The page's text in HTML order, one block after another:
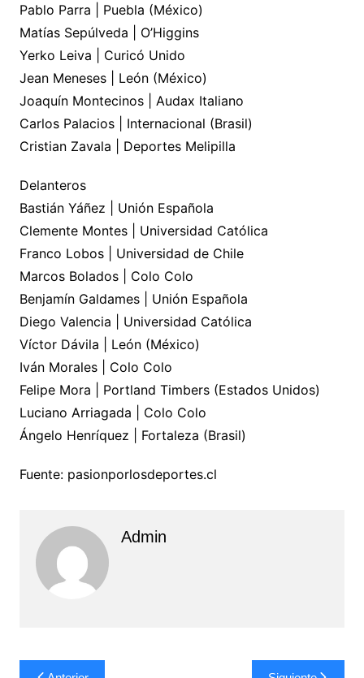
Pablo Parra | Puebla (México)
Matías Sepúlveda | O’Higgins
Yerko Leiva | Curicó Unido
Jean Meneses | León (México)
Joaquín Montecinos | Audax Italiano
Carlos Palacios | Internacional (Brasil)
Cristian Zavala | Deportes Melipilla
Delanteros
Bastián Yáñez | Unión Española
Clemente Montes | Universidad Católica
Franco Lobos | Universidad de Chile
Marcos Bolados | Colo Colo
Benjamín Galdames | Unión Española
Diego Valencia | Universidad Católica
Víctor Dávila | León (México)
Iván Morales | Colo Colo
Felipe Mora | Portland Timbers (Estados Unidos)
Luciano Arriagada | Colo Colo
Ángelo Henríquez | Fortaleza (Brasil)
Fuente: pasionporlosdeportes.cl
Admin
Navegación